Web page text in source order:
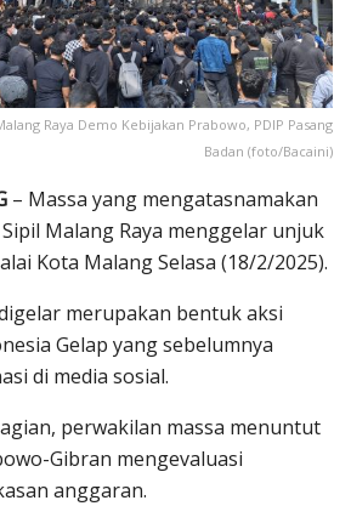
Raya Demo Kebijakan Prabowo, PDIP Pasang
Badan (foto/Bacaini)
– Massa yang mengatasnamakan
Malang Raya menggelar unjuk
Kota Malang Selasa (18/2/2025).
merupakan bentuk aksi
Gelap yang sebelumnya
di media sosial.
perwakilan massa menuntut
Gibran mengevaluasi
anggaran.